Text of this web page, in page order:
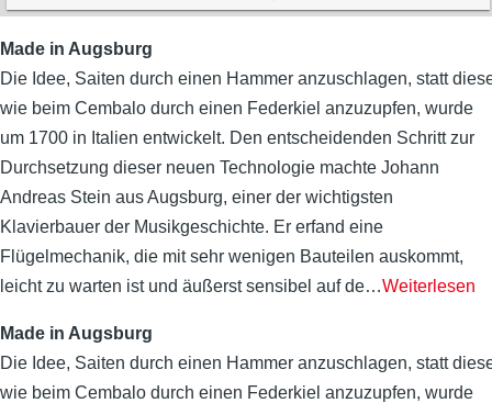
Made in Augsburg
Die Idee, Saiten durch einen Hammer anzuschlagen, statt
wie beim Cembalo durch einen Federkiel anzuzupfen, wurde
um 1700 in Italien entwickelt. Den entscheidenden Schritt zur
Durchsetzung dieser neuen Technologie machte Johann
Andreas Stein aus Augsburg, einer der wichtigsten
Klavierbauer der Musikgeschichte. Er erfand eine
Flügelmechanik, die mit sehr wenigen Bauteilen auskommt,
leicht zu warten ist und äußerst sensibel auf de…Weiterlesen
Made in Augsburg
Die Idee, Saiten durch einen Hammer anzuschlagen, statt
wie beim Cembalo durch einen Federkiel anzuzupfen, wurde